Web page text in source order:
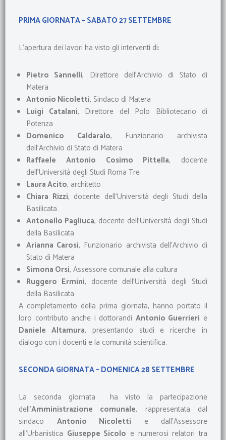
PRIMA GIORNATA – SABATO 27 SETTEMBRE
L’apertura dei lavori ha visto gli interventi di:
Pietro Sannelli, Direttore dell’Archivio di Stato di
Matera
Antonio Nicoletti, Sindaco di Matera
Luigi Catalani, Direttore del Polo Bibliotecario di
Potenza
Domenico Caldaralo, Funzionario archivista
dell’Archivio di Stato di Matera
Raffaele Antonio Cosimo Pittella, docente
dell’Università degli Studi Roma Tre
Laura Acito, architetto
Chiara Rizzi, docente dell’Università degli Studi della
Basilicata
Antonello Pagliuca, docente dell’Università degli Studi
della Basilicata
Arianna Carosi, Funzionario archivista dell’Archivio di
Stato di Matera
Simona Orsi, Assessore comunale alla cultura
Ruggero Ermini, docente dell’Università degli Studi
della Basilicata
A completamento della prima giornata, hanno portato il
loro contributo anche i dottorandi Antonio Guerrieri e
Daniele Altamura, presentando studi e ricerche in
dialogo con i docenti e la comunità scientifica.
SECONDA GIORNATA – DOMENICA 28 SETTEMBRE
La seconda giornata ha visto la partecipazione
dell’Amministrazione comunale, rappresentata dal
sindaco Antonio Nicoletti e dall’Assessore
all’Urbanistica Giuseppe Sicolo e numerosi relatori tra